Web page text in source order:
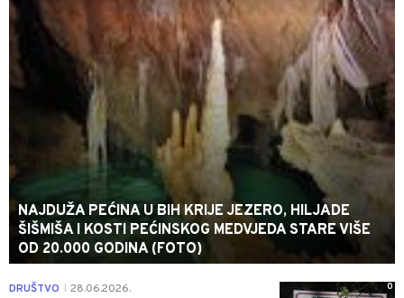
NAJDUŽA PEĆINA U BIH KRIJE JEZERO, HILJADE
ŠIŠMIŠA I KOSTI PEĆINSKOG MEDVJEDA STARE VIŠE
OD 20.000 GODINA (FOTO)
0
DRUŠTVO 28.06.2026.